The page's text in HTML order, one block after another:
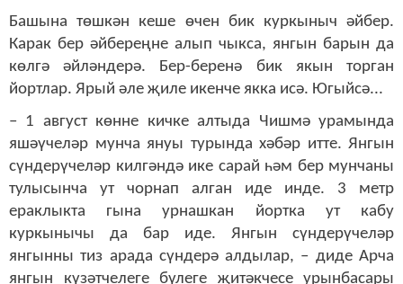
Башына төшкән кеше өчен бик куркыныч әйбер.
Карак бер әйбереңне алып чыкса, янгын барын да
көлгә әйләндерә. Бер-беренә бик якын торган
йортлар. Ярый әле җиле икенче якка исә. Югыйсә...
– 1 август көнне кичке алтыда Чишмә урамында
яшәүчеләр мунча януы турында хәбәр итте. Янгын
сүндерүчеләр килгәндә ике сарай һәм бер мунчаны
тулысынча ут чорнап алган иде инде. 3 метр
ераклыкта гына урнашкан йортка ут кабу
куркынычы да бар иде. Янгын сүндерүчеләр
янгынны тиз арада сүндерә алдылар, – диде Арча
янгын күзәтчелеге бүлеге җитәкчесе урынбасары